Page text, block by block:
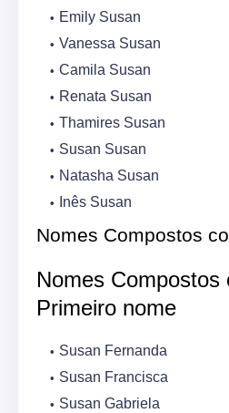
Emily Susan
Vanessa Susan
Camila Susan
Renata Susan
Thamires Susan
Susan Susan
Natasha Susan
Inês Susan
Nomes Compostos
Nomes Compostos
Primeiro nome
Susan Fernanda
Susan Francisca
Susan Gabriela